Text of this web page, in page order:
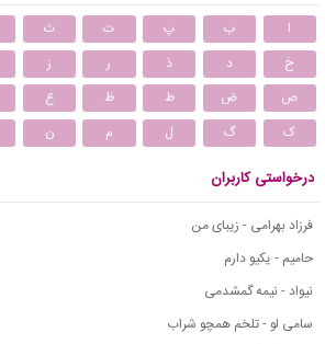
ا ب پ ت ث
خ
د ذ ر ز
ص
ض ط ظ ع
ک
گ ل م ن
درخواستی کاربران
فرزاد بهرامی - زیبای من
حامیم - یکیو دارم
نیواد - نیمه گمشدمی
سامی لو - تلخم همچو شراب